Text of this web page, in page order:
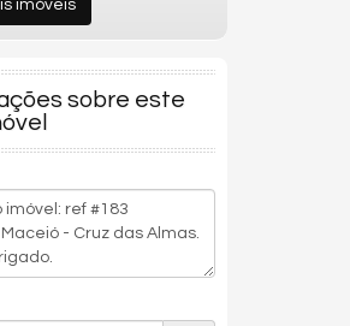
imóveis
sobre este